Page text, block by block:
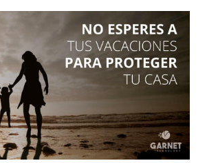
entre ellos un CRM. En este
de que
ideas que pueden servir para
y fidelizar los actuales.